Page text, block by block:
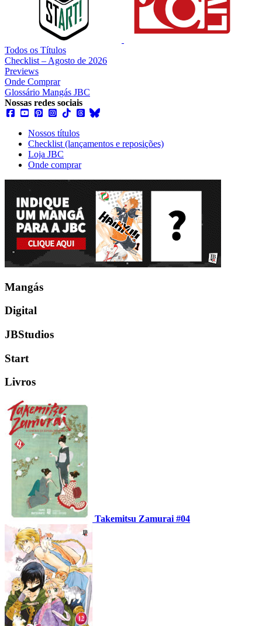
Todos os Títulos
Checklist – Agosto de 2026
Previews
Onde Comprar
Glossário Mangás JBC
Nossas redes sociais
Nossos títulos
Checklist (lançamentos e reposições)
Loja JBC
Onde comprar
Mangás
Digital
JBStudios
Start
Livros
Takemitsu Zamurai #04